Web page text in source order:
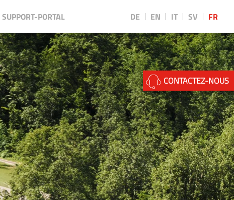
SUPPORT-PORTAL DE EN IT SV FR
||
CONTACTEZ-NOUS